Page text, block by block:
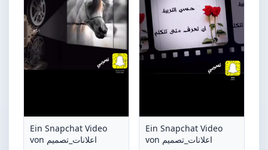
Ein Snapchat Video
von اعلانات_تصميم
Ein Snapchat Video
von اعلانات_تصميم